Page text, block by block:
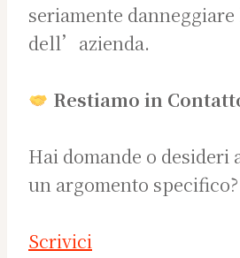
seriamente
dell’azienda.
Restiamo in
Hai domande o
un argomento specifico?
Scrivici